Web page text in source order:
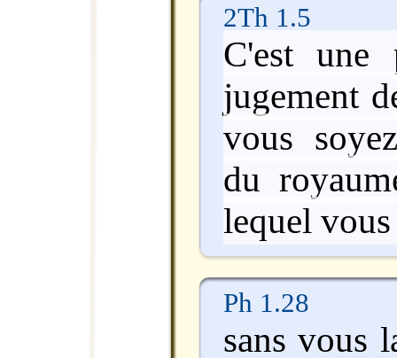
2Th 1.5
C'est une
jugement
vous
du
lequel
Ph 1.28
sans vous